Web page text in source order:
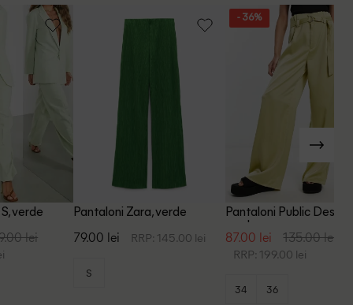
verde
lei
Pantaloni Zara, verde
79.00 lei RRP: 145.00 lei
S
- 36%
Pantaloni Public Desire,
verde
87.00 lei 135.00 lei
RRP: 199.00 lei
34 36